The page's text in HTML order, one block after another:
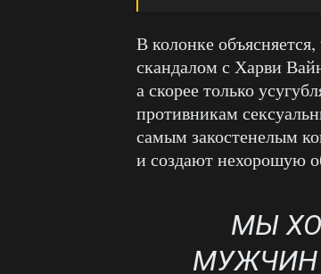
В колонке
скандалом с Харви
а скорее только
противникам
самым закостенелым
и создают нехорошую
МЫ
МУЖЧИН